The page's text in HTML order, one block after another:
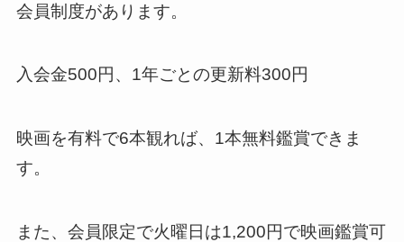
会員制度があります。
入会金500円、1年ごとの更新料300円
映画を有料で6本観れば、1本無料鑑賞できま
す。
また、会員限定で火曜日は1,200円で映画鑑賞可